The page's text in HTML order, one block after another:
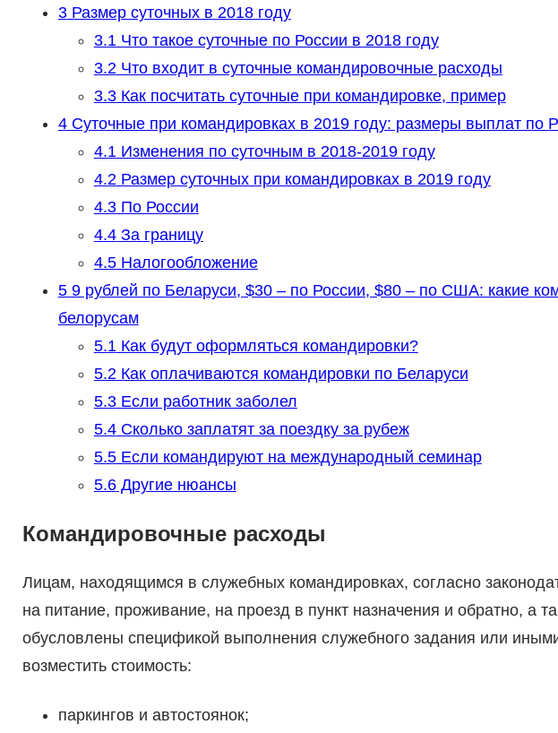
3Размер суточных в 2018 году
3.1Что такое суточные по России в 2018 году
3.2Что входит в суточные командировочные расходы
3.3Как посчитать суточные при командировке, пример
4Суточные при командировках в 2019 году: размеры выплат по
4.1Изменения по суточным в 2018-2019 году
4.2Размер суточных при командировках в 2019 году
4.3По России
4.4За границу
4.5Налогообложение
59 рублей по Беларуси, $30 – по России, $80 – по США: какие
белорусам
5.1Как будут оформляться командировки?
5.2Как оплачиваются командировки по Беларуси
5.3Если работник заболел
5.4Сколько заплатят за поездку за рубеж
5.5Если командируют на международный семинар
5.6Другие нюансы
Командировочные расходы
Лицам, находящимся в служебных командировках, согласно
на питание, проживание, на проезд в пункт назначения и обратно, а
обусловлены спецификой выполнения служебного задания или
возместить стоимость:
паркингов и автостоянок;